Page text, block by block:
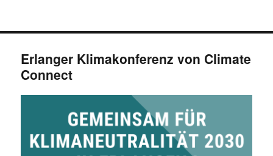
Erlanger Klimakonferenz von Climate
Connect